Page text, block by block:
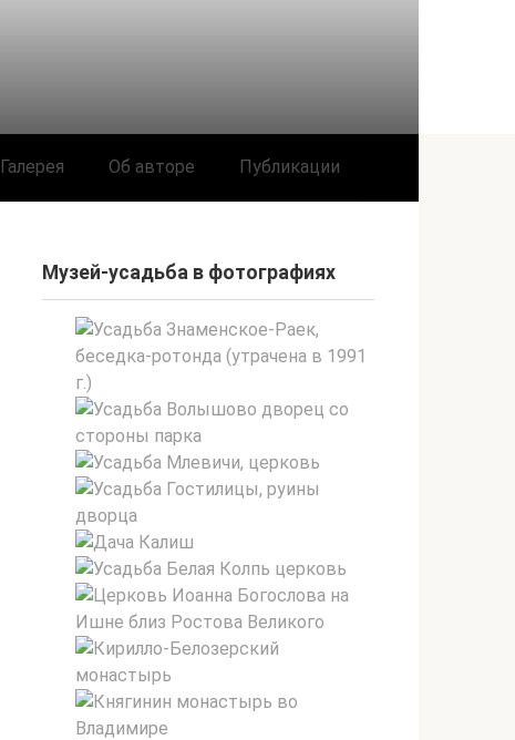
Галерея Об авторе Публикации
Музей-усадьба в фотографиях